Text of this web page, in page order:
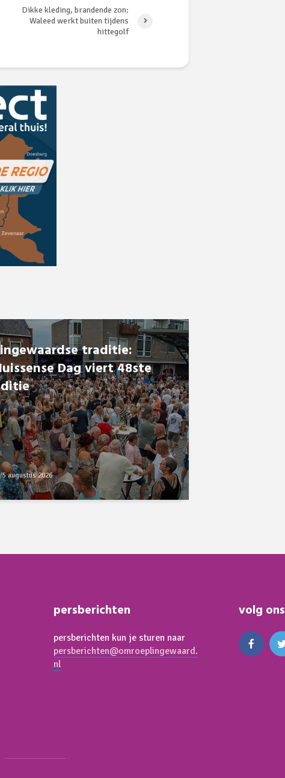
Dikke kleding, brandende zon:
Waleed werkt buiten tijdens
hittegolf
traditie:
Dag viert 48ste
5 augustus 2026
persberichten
persberichten kun je sturen naar
persberichten@omroeplingewaard.
nl
volg ons